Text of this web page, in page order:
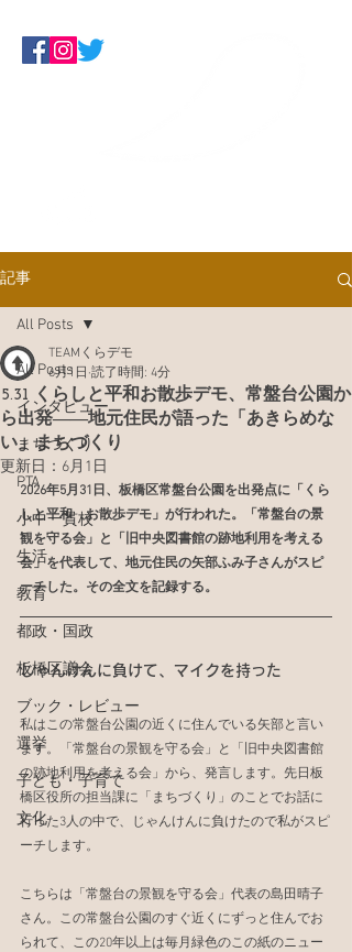
記事
All Posts
インタビュー
まちづくり
PTA
小中一貫校
生活
教育
都政・国政
板橋区議会
ブック・レビュー
選挙
子ども・子育て
文化
All Posts
5.31 くらしと平和お散歩デモ、常盤台公園か
ら出発――地元住民が語った「あきらめな
い」まちづくり
TEAMくらデモ
6月1日 読了時間: 4分
更新日： 6月1日
2026年5月31日、板橋区常盤台公園を出発点に「くら
しと平和　お散歩デモ」が行われた。「常盤台の景
観を守る会」と「旧中央図書館の跡地利用を考える
会」を代表して、地元住民の矢部ふみ子さんがスピ
ーチした。その全文を記録する。
じゃんけんに負けて、マイクを持った
私はこの常盤台公園の近くに住んでいる矢部と言い
ます。「常盤台の景観を守る会」と「旧中央図書館
の跡地利用を考える会」から、発言します。先日板
橋区役所の担当課に「まちづくり」のことでお話に
行った3人の中で、じゃんけんに負けたので私がスピ
ーチします。
こちらは「常盤台の景観を守る会」代表の島田晴子
さん。この常盤台公園のすぐ近くにずっと住んでお
られて、この20年以上は毎月緑色のこの紙のニュー